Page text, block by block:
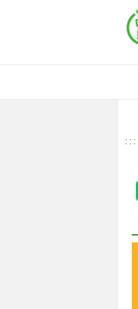
:::